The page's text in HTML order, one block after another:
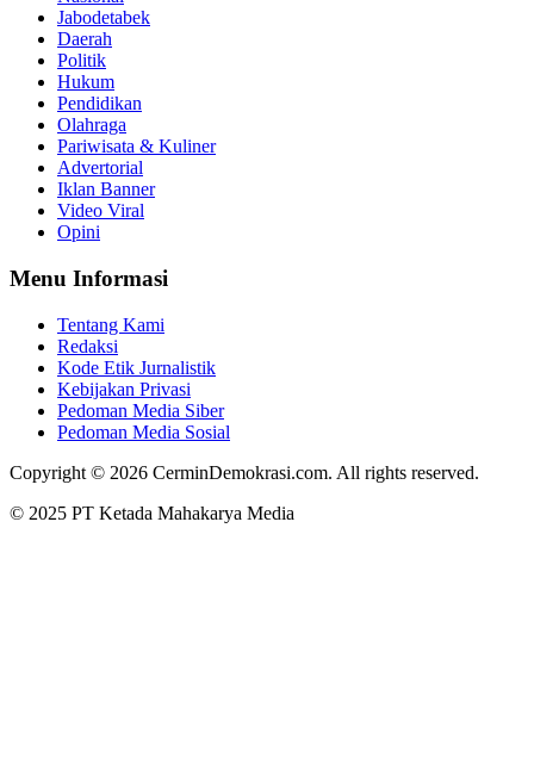
Jabodetabek
Daerah
Politik
Hukum
Pendidikan
Olahraga
Pariwisata & Kuliner
Advertorial
Iklan Banner
Video Viral
Opini
Menu Informasi
Tentang Kami
Redaksi
Kode Etik Jurnalistik
Kebijakan Privasi
Pedoman Media Siber
Pedoman Media Sosial
Copyright © 2026 CerminDemokrasi.com. All rights reserved.
© 2025 PT Ketada Mahakarya Media